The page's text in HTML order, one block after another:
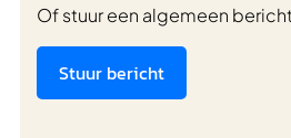
Of stuur een algemeen bericht
Stuur bericht